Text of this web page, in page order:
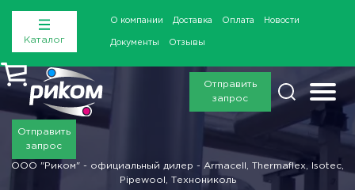
Каталог
О компании Доставка Оплата Новости
Документы Отзывы
Отправить
запрос
Отправить
запрос
ООО "Риком" - официальный дилер - Armacell, Thermaflex, Isotec,
Pipewool, Технониколь